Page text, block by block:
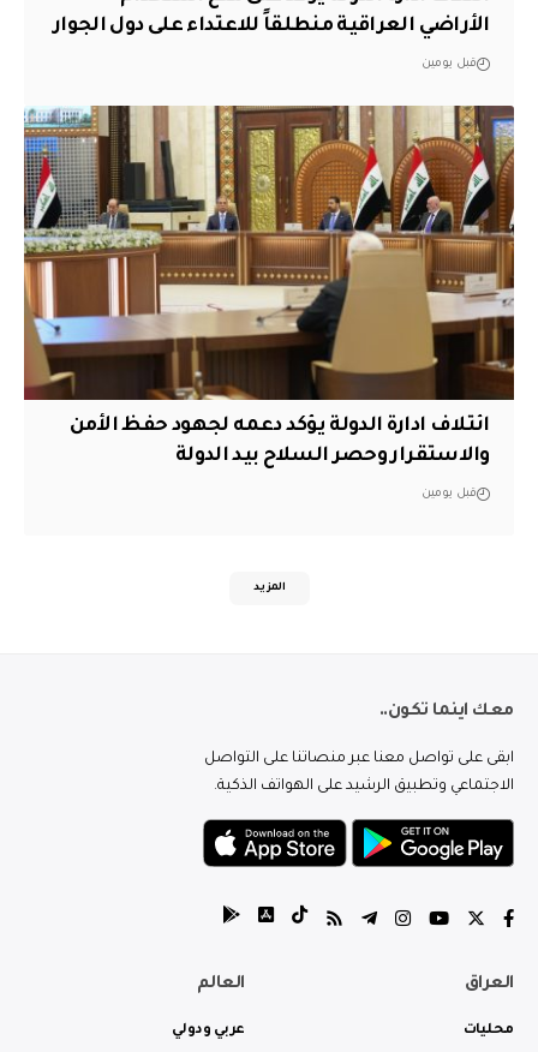
الأراضي العراقية منطلقاً للاعتداء على دول الجوار
قبل يومين
ائتلاف ادارة الدولة يؤكد دعمه لجهود حفظ الأمن
والاستقرار وحصر السلاح بيد الدولة
قبل يومين
المزيد
معك اينما تكون..
ابقى على تواصل معنا عبر منصاتنا على التواصل
الاجتماعي وتطبيق الرشيد على الهواتف الذكية.
العراق
محليات
العالم
عربي ودولي